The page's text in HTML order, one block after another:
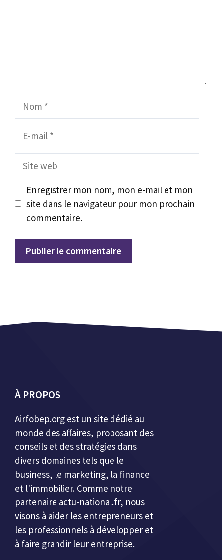
Nom
Site
Enregistrer mon nom, mon e-mail et mon
site dans le navigateur pour mon prochain
commentaire.
À PROPOS
Airfobep.org est un site dédié au
monde des affaires, proposant des
conseils et des stratégies dans
divers domaines tels que le
business, le marketing, la finance
et l'immobilier. Comme notre
partenaire actu-national.fr, nous
visons à aider les entrepreneurs et
les professionnels à développer et
à faire grandir leur entreprise.